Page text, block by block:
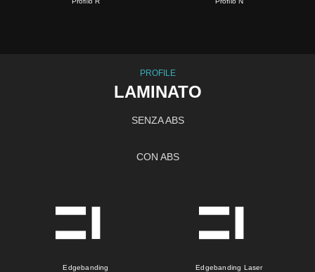
PROFILE
LAMINATO
SENZA ABS
CON ABS
Edgebanding Edgebanding Laser